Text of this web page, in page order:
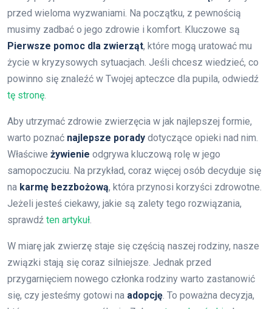
przed wieloma wyzwaniami. Na początku, z pewnością
musimy zadbać o jego zdrowie i komfort. Kluczowe są
Pierwsze pomoc dla zwierząt, które mogą uratować mu
życie w kryzysowych sytuacjach. Jeśli chcesz wiedzieć, co
powinno się znaleźć w Twojej apteczce dla pupila, odwiedź
tę stronę
Aby utrzymać zdrowie zwierzęcia w jak najlepszej formie,
warto poznać najlepsze porady dotyczące opieki nad nim.
Właściwe żywienie odgrywa kluczową rolę w jego
samopoczuciu. Na przykład, coraz więcej osób decyduje się
na karmę bezzbożową, która przynosi korzyści zdrowotne.
Jeżeli jesteś ciekawy, jakie są zalety tego rozwiązania,
sprawdź ten artykuł
W miarę jak zwierzę staje się częścią naszej rodziny, nasze
związki stają się coraz silniejsze. Jednak przed
przygarnięciem nowego członka rodziny warto zastanowić
się, czy jesteśmy gotowi na adopcję . To poważna decyzja,